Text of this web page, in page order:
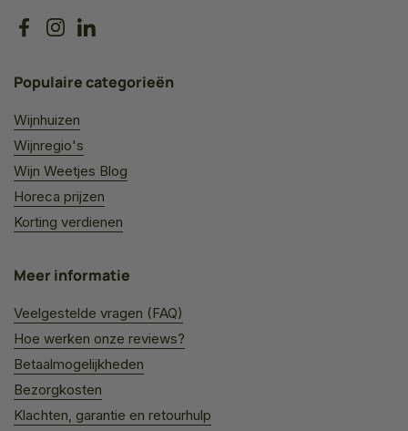
Facebook
InstagramLinkedIn
Populaire categorieën
Wijnhuizen
Wijnregio's
Wijn Weetjes Blog
Horeca prijzen
Korting verdienen
Meer informatie
Veelgestelde vragen (FAQ)
Hoe werken onze reviews?
Betaalmogelijkheden
Bezorgkosten
Klachten, garantie en retourhulp